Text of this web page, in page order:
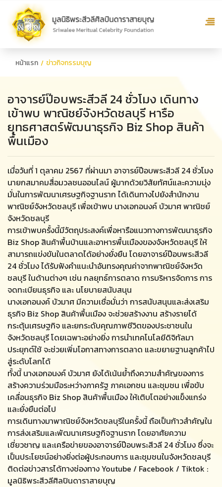
หน้าแรก ข่าวกิจกรรมบุญ
อาจารย์ป๊อบพระสีวลี 24 ชั่วโมง เดินทาง
เข้าพบ พาณิชย์จังหวัดชลบุรี หารือ
ยุทธศาสตร์พัฒนาธุรกิจ Biz Shop สินค้า
พื้นเมือง
เมื่อวันที่ 1 ตุลาคม 2567 ที่ผ่านมา อาจารย์ป๊อบพระสีวลี 24 ชั่วโมง
นายกสมาคมสื่อมวลชนออนไลน์ ผู้มากด้วยวิสัยทัศน์และความมุ่ง
มั่นในการพัฒนาเศรษฐกิจฐานราก ได้เดินทางไปยังสำนักงาน
พาณิชย์จังหวัดชลบุรี เพื่อเข้าพบ นางเอกอนงค์ บัวมาศ พาณิชย์
จังหวัดชลบุรี
การเข้าพบครั้งนี้มีวัตถุประสงค์เพื่อหารือแนวทางการพัฒนาธุรกิจ
Biz Shop สินค้าพื้นบ้านและอาหารพื้นเมืองของจังหวัดชลบุรี ให้
สามารถแข่งขันในตลาดได้อย่างยั่งยืน โดยอาจารย์ป๊อบพระสีวลี
24 ชั่วโมง ได้รับฟังคำแนะนำอันทรงคุณค่าจากพาณิชย์จังหวัด
ชลบุรี ในด้านต่างๆ เช่น กลยุทธ์การตลาด การบริหารจัดการ การ
จดทะเบียนธุรกิจ และ นโยบายสนับสนุน
นางเอกอนงค์ บัวมาศ มีความเชื่อมั่นว่า การสนับสนุนและส่งเสริม
ธุรกิจ Biz Shop สินค้าพื้นเมือง จะช่วยสร้างงาน สร้างรายได้
กระตุ้นเศรษฐกิจ และยกระดับคุณภาพชีวิตของประชาชนใน
จังหวัดชลบุรี โดยเฉพาะอย่างยิ่ง การนำเทคโนโลยีดิจิทัลมา
ประยุกต์ใช้ จะช่วยเพิ่มโอกาสทางการตลาด และขยายฐานลูกค้าไป
สู่ระดับโลกได้
ทั้งนี้ นางเอกอนงค์ บัวมาศ ยังได้เน้นย้ำถึงความสำคัญของการ
สร้างความร่วมมือระหว่างภาครัฐ ภาคเอกชน และชุมชน เพื่อขับ
เคลื่อนธุรกิจ Biz Shop สินค้าพื้นเมือง ให้เติบโตอย่างแข็งแกร่ง
และยั่งยืนต่อไป
การเดินทางมาพาณิชย์จังหวัดชลบุรีในครั้งนี้ ถือเป็นก้าวสำคัญใน
การส่งเสริมและพัฒนาเศรษฐกิจฐานราก โดยอาศัยความ
เชี่ยวชาญ และเครือข่ายของอาจารย์ป๊อบพระสีวลี 24 ชั่วโมง ซึ่งจะ
เป็นประโยชน์อย่างยิ่งต่อผู้ประกอบการ และชุมชนในจังหวัดชลบุรี
ติดต่อข่าวสารได้ทางช่องทาง Youtube / Facebook / Tiktok :
มูลนิธิพระสีวลีศิลปินดาราสายบุญ